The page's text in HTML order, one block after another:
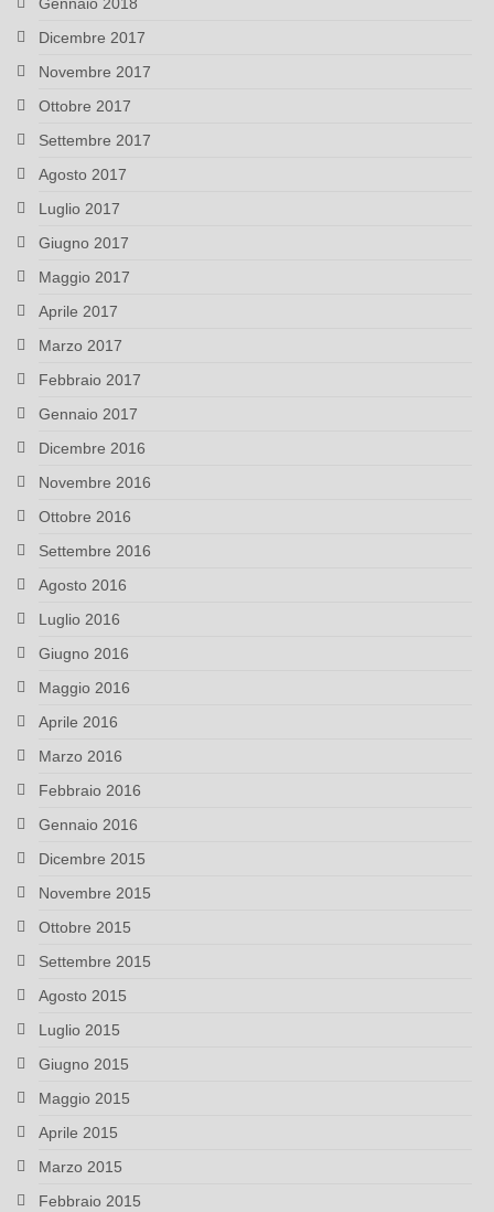
Dicembre 2017
Novembre 2017
Ottobre 2017
Settembre 2017
Agosto 2017
Luglio 2017
Giugno 2017
Maggio 2017
Aprile 2017
Marzo 2017
Febbraio 2017
Gennaio 2017
Dicembre 2016
Novembre 2016
Ottobre 2016
Settembre 2016
Agosto 2016
Luglio 2016
Giugno 2016
Maggio 2016
Aprile 2016
Marzo 2016
Febbraio 2016
Gennaio 2016
Dicembre 2015
Novembre 2015
Ottobre 2015
Settembre 2015
Agosto 2015
Luglio 2015
Giugno 2015
Maggio 2015
Aprile 2015
Marzo 2015
Febbraio 2015